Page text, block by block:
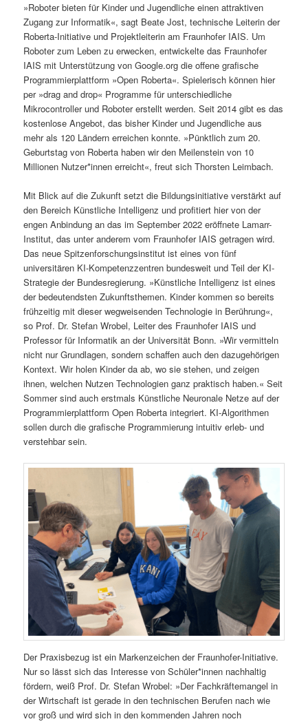
»Roboter bieten für Kinder und Jugendliche einen attraktiven
Zugang zur Informatik«, sagt Beate Jost, technische Leiterin der
Roberta-Initiative und Projektleiterin am Fraunhofer IAIS. Um
Roboter zum Leben zu erwecken, entwickelte das Fraunhofer
IAIS mit Unterstützung von Google.org die offene grafische
Programmierplattform »Open Roberta«. Spielerisch können hier
per »drag and drop« Programme für unterschiedliche
Mikrocontroller und Roboter erstellt werden. Seit 2014 gibt es das
kostenlose Angebot, das bisher Kinder und Jugendliche aus
mehr als 120 Ländern erreichen konnte. »Pünktlich zum 20.
Geburtstag von Roberta haben wir den Meilenstein von 10
Millionen Nutzer*innen erreicht«, freut sich Thorsten Leimbach.
Mit Blick auf die Zukunft setzt die Bildungsinitiative verstärkt auf
den Bereich Künstliche Intelligenz und profitiert hier von der
engen Anbindung an das im September 2022 eröffnete Lamarr-
Institut, das unter anderem vom Fraunhofer IAIS getragen wird.
Das neue Spitzenforschungsinstitut ist eines von fünf
universitären KI-Kompetenzzentren bundesweit und Teil der KI-
Strategie der Bundesregierung. »Künstliche Intelligenz ist eines
der bedeutendsten Zukunftsthemen. Kinder kommen so bereits
frühzeitig mit dieser wegweisenden Technologie in Berührung«,
so Prof. Dr. Stefan Wrobel, Leiter des Fraunhofer IAIS und
Professor für Informatik an der Universität Bonn. »Wir vermitteln
nicht nur Grundlagen, sondern schaffen auch den dazugehörigen
Kontext. Wir holen Kinder da ab, wo sie stehen, und zeigen
ihnen, welchen Nutzen Technologien ganz praktisch haben.« Seit
Sommer sind auch erstmals Künstliche Neuronale Netze auf der
Programmierplattform Open Roberta integriert. KI-Algorithmen
sollen durch die grafische Programmierung intuitiv erleb- und
verstehbar sein.
Der Praxisbezug ist ein Markenzeichen der Fraunhofer-Initiative.
Nur so lässt sich das Interesse von Schüler*innen nachhaltig
fördern, weiß Prof. Dr. Stefan Wrobel: »Der Fachkräftemangel in
der Wirtschaft ist gerade in den technischen Berufen nach wie
vor groß und wird sich in den kommenden Jahren noch